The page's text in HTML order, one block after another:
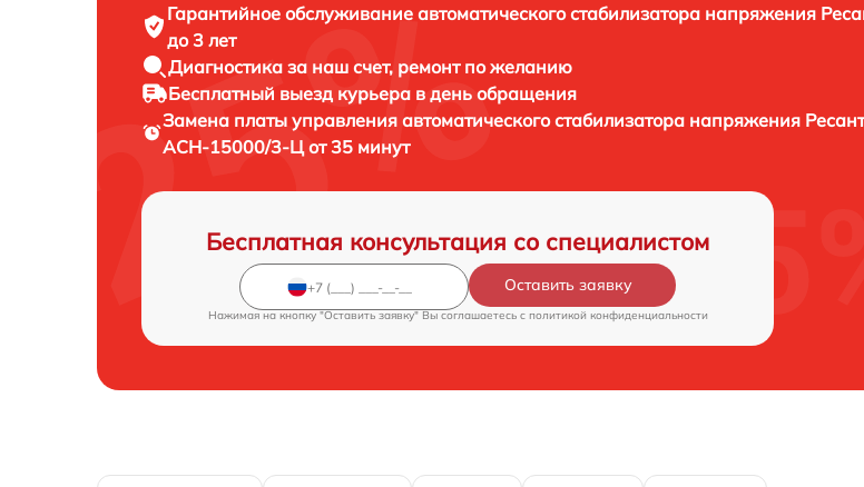
Гарантийное обслуживание автоматического стабилизатора напряжения
до 3 лет
Диагностика за наш счет, ремонт по желанию
Бесплатный выезд курьера в день обращения
Замена платы управления автоматического стабилизатора напряжения
АСН-15000/3-Ц от 35 минут
Бесплатная консультация со специалистом
Оставить заявку
Нажимая на кнопку "Оставить заявку" Вы соглашаетесь c политикой конфиденциальности